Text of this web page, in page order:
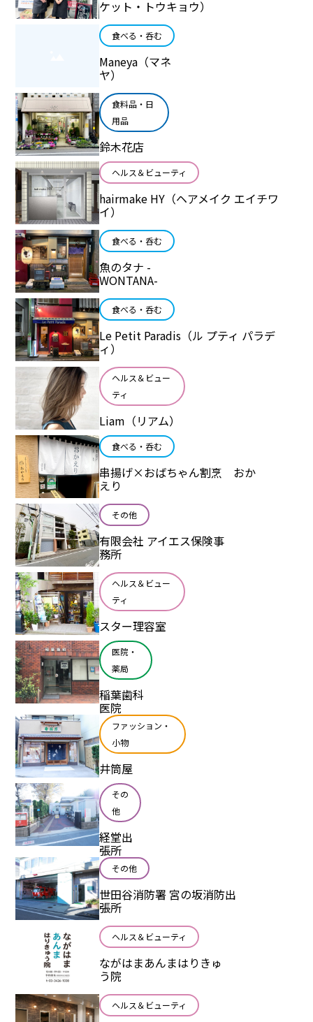
ケット・トウキョウ）
食べる・呑む
Maneya（マネ
ヤ）
食料品・日
用品
鈴木花店
ヘルス＆ビューティ
hairmake HY（ヘアメイク エイチワ
イ）
食べる・呑む
魚のタナ -
WONTANA-
食べる・呑む
Le Petit Paradis（ル プティ パラデ
ィ）
ヘルス＆ビュー
ティ
Liam（リアム）
食べる・呑む
串揚げ×おばちゃん割烹 おか
えり
その他
有限会社 アイエス保険事
務所
ヘルス＆ビュー
ティ
スター理容室
医院・
薬局
稲葉歯科
医院
ファッション・
小物
井筒屋
その
他
経堂出
張所
その他
世田谷消防署 宮の坂消防出
張所
ヘルス＆ビューティ
ながはまあんまはりきゅ
う院
ヘルス＆ビューティ